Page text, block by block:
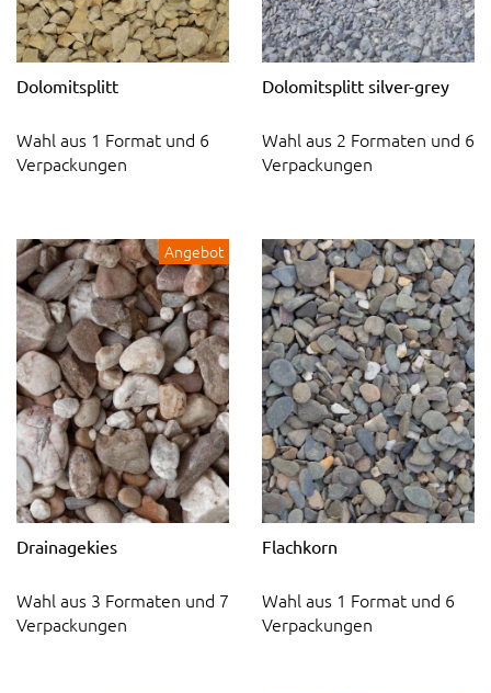
Dolomitsplitt
Wahl aus 1 Format und 6
Verpackungen
Dolomitsplitt silver-grey
Wahl aus 2 Formaten und 6
Verpackungen
Angebot
Drainagekies
Wahl aus 3 Formaten und 7
Verpackungen
Flachkorn
Wahl aus 1 Format und 6
Verpackungen